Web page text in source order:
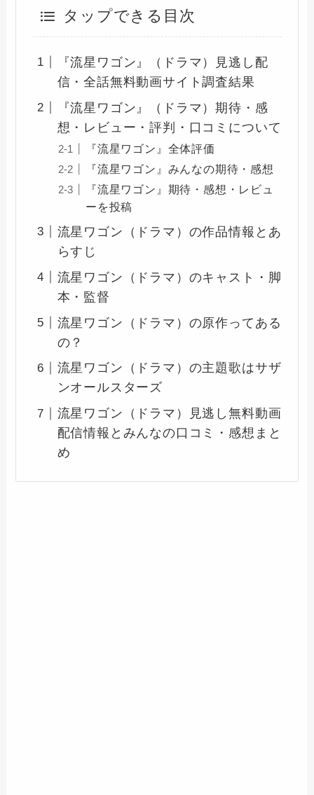
タップできる目次
『流星ワゴン』（ドラマ）見逃し配
信・全話無料動画サイト調査結果
『流星ワゴン』（ドラマ）期待・感
想・レビュー・評判・口コミについて
『流星ワゴン』全体評価
『流星ワゴン』みんなの期待・感想
『流星ワゴン』期待・感想・レビュ
ーを投稿
流星ワゴン（ドラマ）の作品情報とあ
らすじ
流星ワゴン（ドラマ）のキャスト・脚
本・監督
流星ワゴン（ドラマ）の原作ってある
の？
流星ワゴン（ドラマ）の主題歌はサザ
ンオールスターズ
流星ワゴン（ドラマ）見逃し無料動画
配信情報とみんなの口コミ・感想まと
め